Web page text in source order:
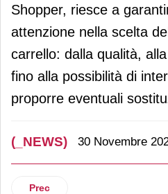
Shopper, riesce a
attenzione nella scelta
carrello: dalla qualità,
fino alla possibilità di
proporre eventuali
(_NEWS) 30 Novembre
Articolo precedente:
Prec